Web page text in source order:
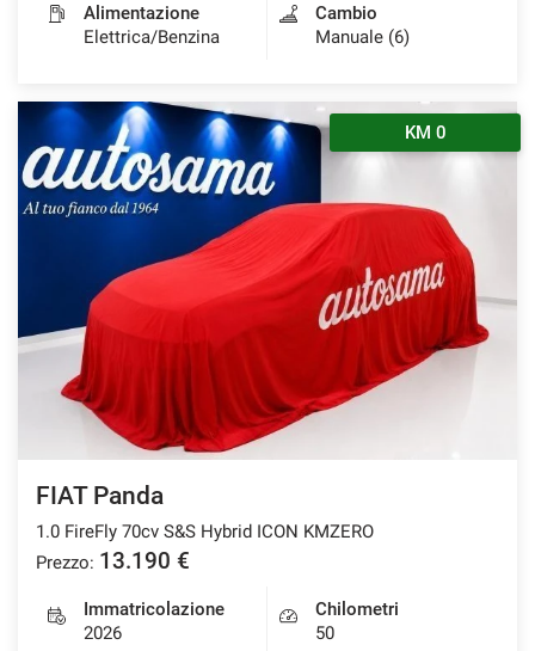
Alimentazione
Elettrica/Benzina
Cambio
Manuale (6)
KM 0
FIAT Panda
1.0 FireFly 70cv S&S Hybrid ICON KMZERO
Prezzo: 13.190 €
Immatricolazione
2026
Chilometri
50